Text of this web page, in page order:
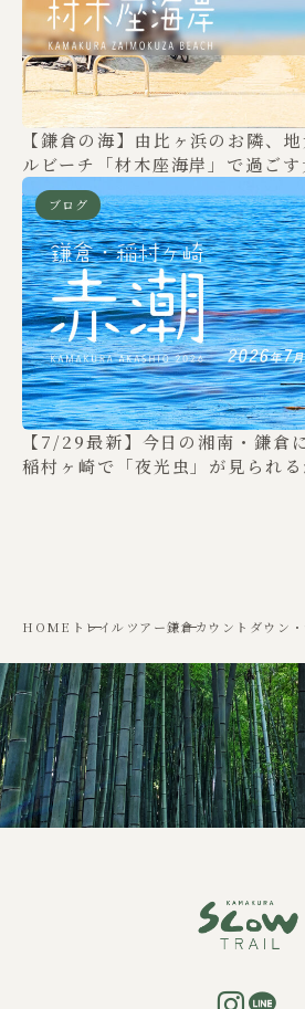
【鎌倉の海】由比ヶ浜のお隣、
ルビーチ「材木座海岸」で過ご
ブログ
【7/29最新】今日の湘南・鎌倉
稲村ヶ崎で「夜光虫」が見られる
HOME トレイルツアー鎌倉カウントダウン